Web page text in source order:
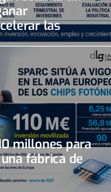
las
millones para
fábrica de